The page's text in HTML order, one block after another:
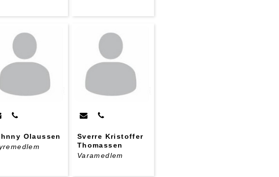
Olaussen
Sverre Kristoffer
Thomassen
Varamedlem